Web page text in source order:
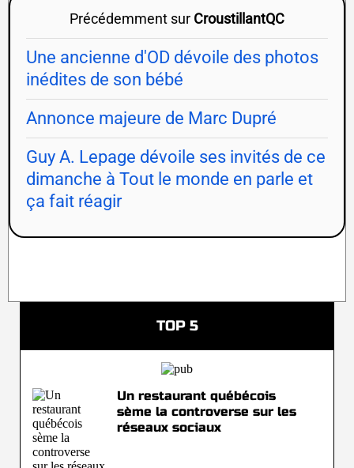
Précédemment sur CroustillantQC
Une ancienne d'OD dévoile des photos
inédites de son bébé
Annonce majeure de Marc Dupré
Guy A. Lepage dévoile ses invités de ce
dimanche à Tout le monde en parle et
ça fait réagir
TOP 5
Un restaurant québécois
sème la controverse sur les
réseaux sociaux